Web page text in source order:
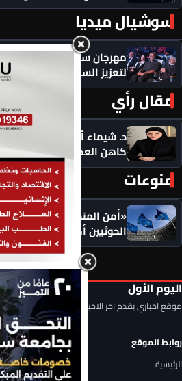
سوشيال ميديا
مهرجان سيمفوني للفنون
لتعزيز السلام
مقال رأي
د. شيماء أحمدين تكتب ..
كاهن العصر: هل نستبدل
منوعات
«أمن المنطقة في خطر»..
الحوثيين أمام
اليوم الأول
موقع اخباري يقدم اخر الاخبار المحلية والعربية
روابط الموقع
الرئيسية